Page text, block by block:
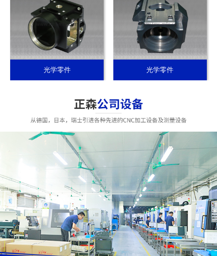
光学零件 光学零件